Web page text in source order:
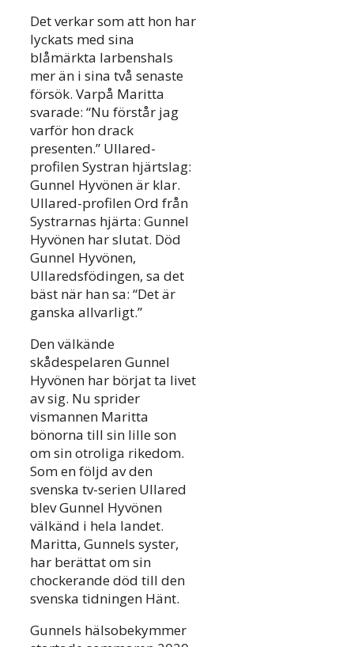
Det verkar som att hon har
lyckats med sina
blåmärkta larbenshals
mer än i sina två senaste
försök. Varpå Maritta
svarade: “Nu förstår jag
varför hon drack
presenten.” Ullared-
profilen Systran hjärtslag:
Gunnel Hyvönen är klar.
Ullared-profilen Ord från
Systrarnas hjärta: Gunnel
Hyvönen har slutat. Död
Gunnel Hyvönen,
Ullaredsfödingen, sa det
bäst när han sa: “Det är
ganska allvarligt.”
Den välkände
skådespelaren Gunnel
Hyvönen har börjat ta livet
av sig. Nu sprider
vismannen Maritta
bönorna till sin lille son
om sin otroliga rikedom.
Som en följd av den
svenska tv-serien Ullared
blev Gunnel Hyvönen
välkänd i hela landet.
Maritta, Gunnels syster,
har berättat om sin
chockerande död till den
svenska tidningen Hänt.
Gunnels hälsobekymmer